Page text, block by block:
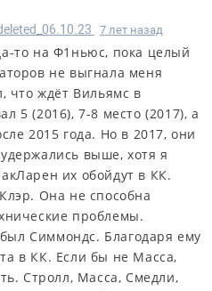
7 лет назад
то на Ф1ньюс, пока целый
не выгнала меня
что ждёт Вильямс в
5 (2016), 7-8 место (2017), а
2015 года. Но в 2017, они
выше, хотя я
их обойдут в КК.
Она не способна
проблемы.
Симмондс. Благодаря ему
в КК. Если бы не Масса,
Стролл, Масса, Смедли,